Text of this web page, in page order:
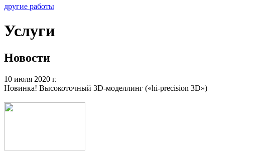
другие работы
Услуги
Новости
10 июля 2020 г.
Новинка! Высокоточный 3D-моделлинг («hi-precision 3D»)